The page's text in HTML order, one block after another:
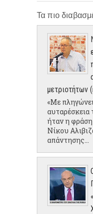
Τα πιο
μετριοτήτων
«Με
ήταν η
Νίκου
απάντησης...